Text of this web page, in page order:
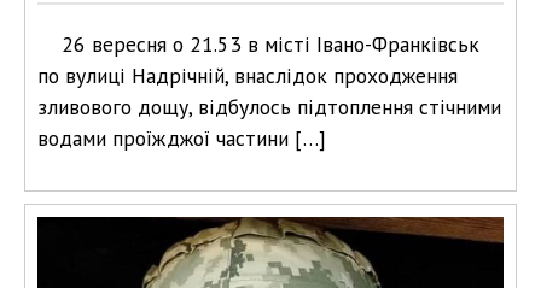
26 вересня о 21.53 в місті Івано-Франківськ
по вулиці Надрічній, внаслідок проходження
зливового дощу, відбулось підтоплення стічними
водами проїжджої частини […]